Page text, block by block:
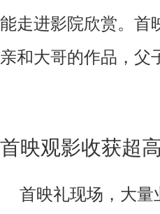
能走进影院欣赏。首
亲和大哥的作品，父
首映观影收获超
首映礼现场，大